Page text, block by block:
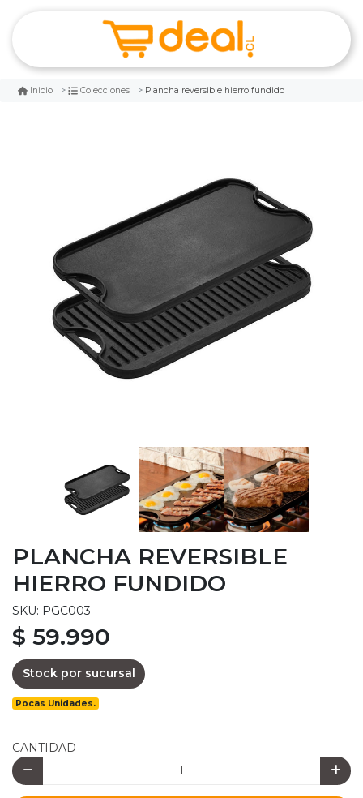
Inicio Colecciones Plancha reversible hierro fundido
PLANCHA REVERSIBLE
HIERRO FUNDIDO
SKU: PGC003
$ 59.990
Stock por sucursal
Pocas Unidades.
CANTIDAD